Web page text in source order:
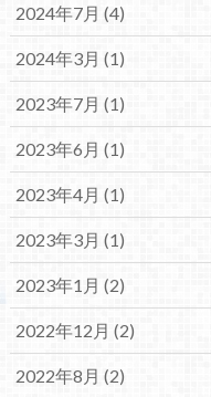
2024年7月 (4)
2024年3月 (1)
2023年7月 (1)
2023年6月 (1)
2023年4月 (1)
2023年3月 (1)
2023年1月 (2)
2022年12月 (2)
2022年8月 (2)